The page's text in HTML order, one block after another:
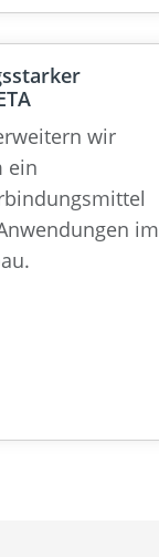
wir
ein
im